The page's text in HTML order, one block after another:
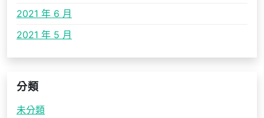
2021 年 6 月
2021 年 5 月
分類
未分類